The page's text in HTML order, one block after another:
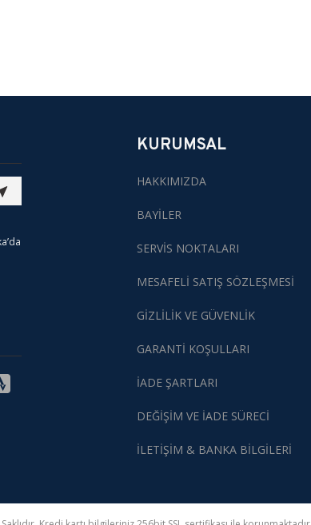
KURUMSAL
HAKKIMIZDA
BAYİLER
SERVİS NOKTALARI
MESAFELİ SATIŞ SÖZLEŞMESİ
GİZLİLİK VE GÜVENLİK
GARANTİ KOŞULLARI
İADE ŞARTLARI
DEĞİŞİM VE İADE SÜRECİ
İLETİŞİM & BANKA BİLGİLERİ